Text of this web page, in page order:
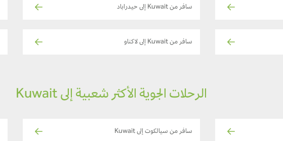
سافر من Kuwait إلى حيدراباد
سافر من Kuwait إلى لاكناو
الرحلات الجوية الأكثر شعبية إلى Kuwait
سافر من سيالكوت إلى Kuwait